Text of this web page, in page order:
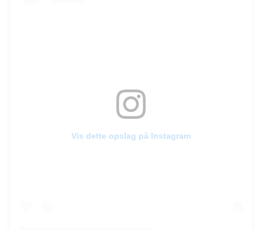
Vis dette opslag på Instagram